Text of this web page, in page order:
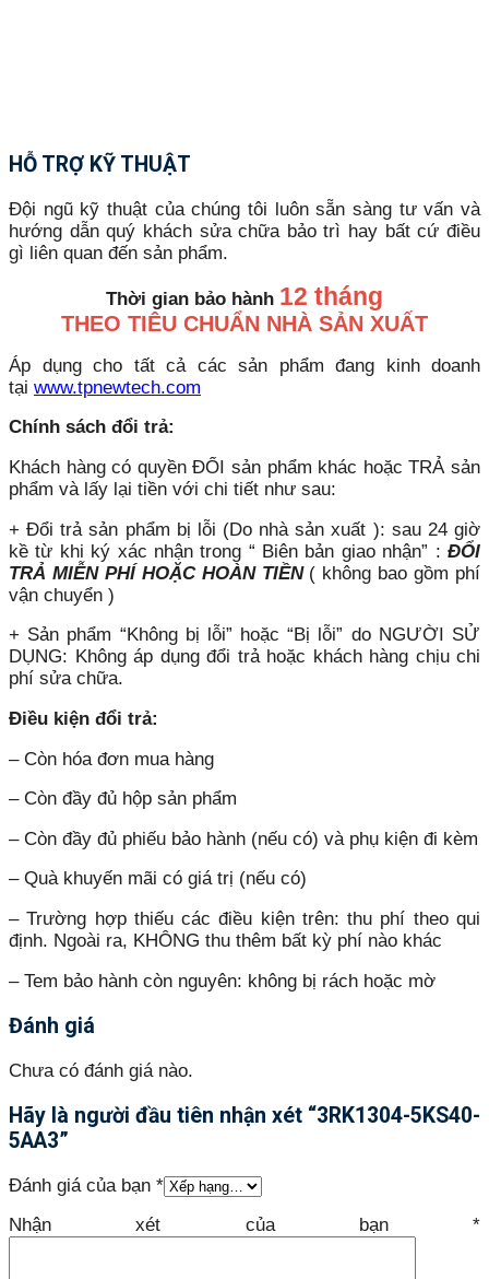
HỖ TRỢ KỸ THUẬT
Đội ngũ kỹ thuật của chúng tôi luôn sẵn sàng tư vấn và
hướng dẫn quý khách sửa chữa bảo trì hay bất cứ điều
gì liên quan đến sản phẩm.
Thời gian bảo hành 12 tháng
THEO TIÊU CHUẨN NHÀ SẢN XUẤT
Áp dụng cho tất cả các sản phẩm đang kinh doanh
tại www.tpnewtech.com
Chính sách đổi trả:
Khách hàng có quyền ĐỔI sản phẩm khác hoặc TRẢ sản
phẩm và lấy lại tiền với chi tiết như sau:
+ Đổi trả sản phẩm bị lỗi (Do nhà sản xuất ): sau 24 giờ
kề từ khi ký xác nhận trong “ Biên bản giao nhận” : ĐỔI
TRẢ MIỄN PHÍ HOẶC HOÀN TIỀN( không bao gồm phí
vận chuyển )
+ Sản phẩm “Không bị lỗi” hoặc “Bị lỗi” do NGƯỜI SỬ
DỤNG: Không áp dụng đổi trả hoặc khách hàng chịu chi
phí sửa chữa.
Điều kiện đổi trả:
– Còn hóa đơn mua hàng
– Còn đầy đủ hộp sản phẩm
– Còn đầy đủ phiếu bảo hành (nếu có) và phụ kiện đi kèm
– Quà khuyến mãi có giá trị (nếu có)
– Trường hợp thiếu các điều kiện trên: thu phí theo qui
định. Ngoài ra, KHÔNG thu thêm bất kỳ phí nào khác
– Tem bảo hành còn nguyên: không bị rách hoặc mờ
Đánh giá
Chưa có đánh giá nào.
Hãy là người đầu tiên nhận xét “3RK1304-5KS40-
5AA3”
Đánh giá của bạn *
Nhận xét của bạn *